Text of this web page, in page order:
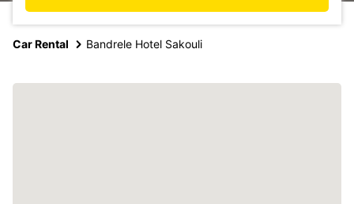
Car Rental Bandrele Hotel Sakouli